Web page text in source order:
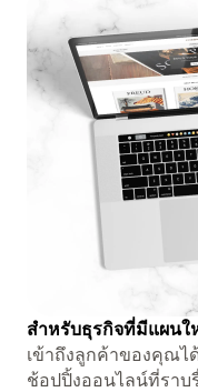
สำหรับธุรกิจที่มีแผน
เข้าถึงลูกค้าของคุณไ
ช้อปปิ้งออนไลน์ที่รา